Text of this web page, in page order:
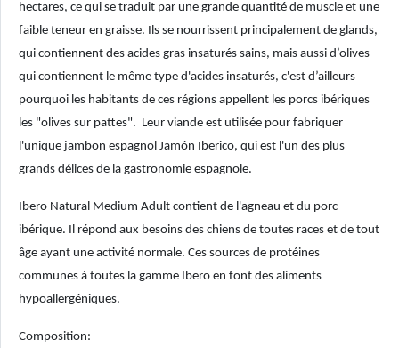
hectares, ce qui se traduit par une grande quantité de muscle et une
faible teneur en graisse. Ils se nourrissent principalement de glands,
qui contiennent des acides gras insaturés sains, mais aussi d’olives
qui contiennent le même type d'acides insaturés, c'est d’ailleurs
pourquoi les habitants de ces régions appellent les porcs ibériques
les "olives sur pattes". Leur viande est utilisée pour fabriquer
l'unique jambon espagnol Jamón Iberico, qui est l'un des plus
grands délices de la gastronomie espagnole.
Ibero Natural Medium Adult contient de l'agneau et du porc
ibérique. Il répond aux besoins des chiens de toutes races et de tout
âge ayant une activité normale. Ces sources de protéines
communes à toutes la gamme Ibero en font des aliments
hypoallergéniques.
Composition: